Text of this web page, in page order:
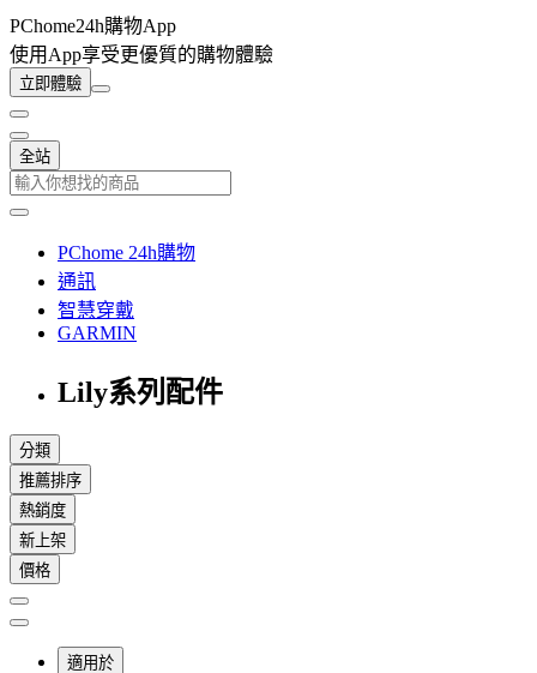
PChome24h購物App
使用App享受更優質的購物體驗
立即體驗
全站
PChome 24h購物
通訊
智慧穿戴
GARMIN
Lily系列配件
分類
推薦排序
熱銷度
新上架
價格
適用於